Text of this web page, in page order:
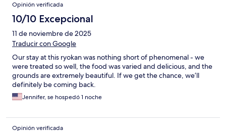
Opinión verificada
10/10 Excepcional
11 de noviembre de 2025
Traducir con Google
Our stay at this ryokan was nothing short of phenomenal - we
were treated so well, the food was varied and delicious, and the
grounds are extremely beautiful. If we get the chance, we’ll
definitely be coming back.
Jennifer, se hospedó 1 noche
Opinión verificada